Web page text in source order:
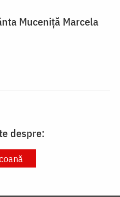
Muceniță Marcela
despre: